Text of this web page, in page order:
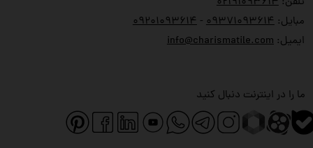
ما را در اینترنت دنبال کنید
مبایل:
۰۹۳۷۱۰۹۳۶۱۴ - ۰۹۲۰۱۰۹۳۶۱۴
ایمیل:info@charismatile.com